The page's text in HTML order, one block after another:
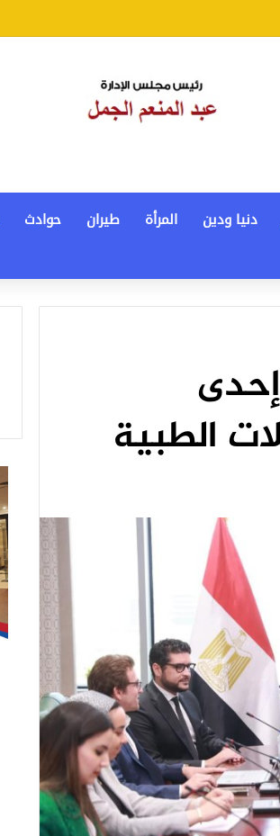
دنيا ودين المرأة طيران حوادث
الطبية